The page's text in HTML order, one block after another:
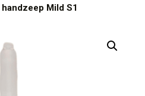
Mild S1